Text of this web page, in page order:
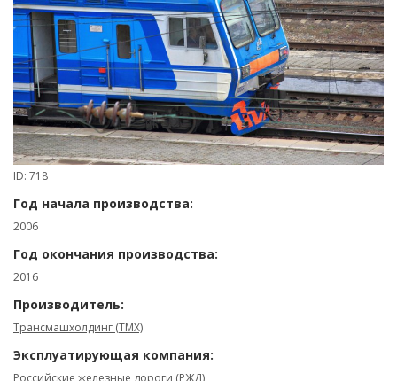
ID: 718
Год начала производства:
2006
Год окончания производства:
2016
Производитель:
Трансмашхолдинг (ТМХ)
Эксплуатирующая компания:
Российские железные дороги (РЖД)